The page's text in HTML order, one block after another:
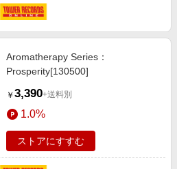
Aromatherapy Series：
Prosperity[130500]
￥ 3,390+送料別
1.0%
ストアにすすむ